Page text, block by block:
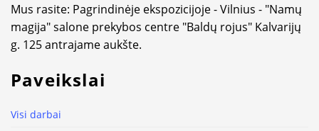
Mus rasite: Pagrindinėje ekspozicijoje - Vilnius - "Namų
magija" salone prekybos centre "Baldų rojus" Kalvarijų
g. 125 antrajame aukšte.
Paveikslai
Visi darbai